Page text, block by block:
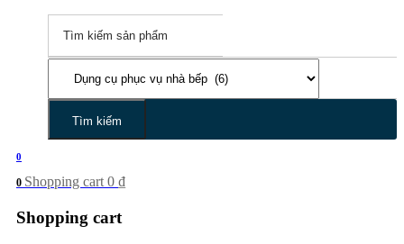
Tìm kiếm
0
0 Shopping cart 0 ₫
Shopping cart